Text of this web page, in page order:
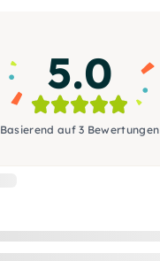
5.0
Basierend auf 3 Bewertungen